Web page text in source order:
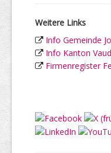
Weitere Links
Info Gemeinde
Info Kanton Vaud
Firmenregister